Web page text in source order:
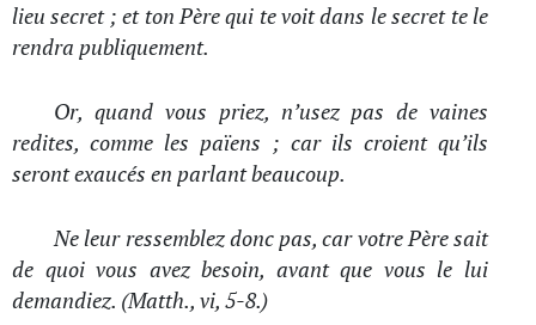
lieu secret ; et ton Père qui te voit dans le secret te le
rendra publiquement.
Or, quand vous priez, n’usez pas de vaines
redites, comme les païens ; car ils croient qu’ils
seront exaucés en parlant beaucoup.
Ne leur ressemblez donc pas, car votre Père sait
de quoi vous avez besoin, avant que vous le lui
demandiez. (Matth., vi, 5-8.)